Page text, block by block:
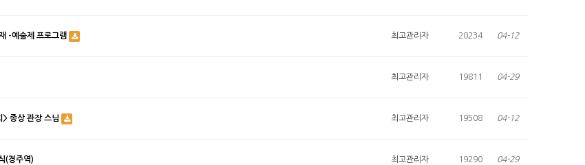
-예술제 프로그램 최고관리자 20234 04-12
최고관리자 19811 04-29
> 종상 관장 스님 최고관리자 19508 04-12
(경주역) 최고관리자 19290 04-29